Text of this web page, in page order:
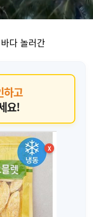
다 놀러간
하고
요!
X